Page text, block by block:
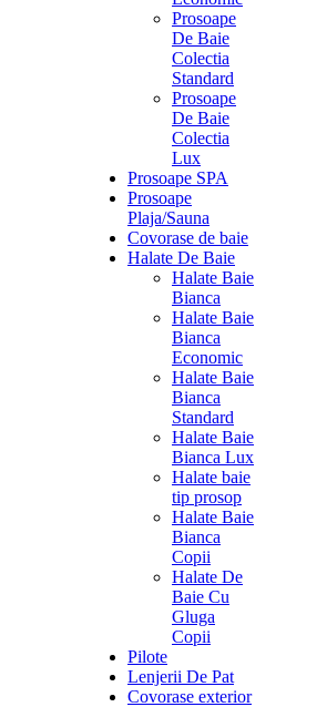
Prosoape
De Baie
Colectia
Standard
Prosoape
De Baie
Colectia
Lux
Prosoape SPA
Prosoape
Plaja/Sauna
Covorase de baie
Halate De Baie
Halate Baie
Bianca
Halate Baie
Bianca
Economic
Halate Baie
Bianca
Standard
Halate Baie
Bianca Lux
Halate baie
tip prosop
Halate Baie
Bianca
Copii
Halate De
Baie Cu
Gluga
Copii
Pilote
Lenjerii De Pat
Covorase exterior